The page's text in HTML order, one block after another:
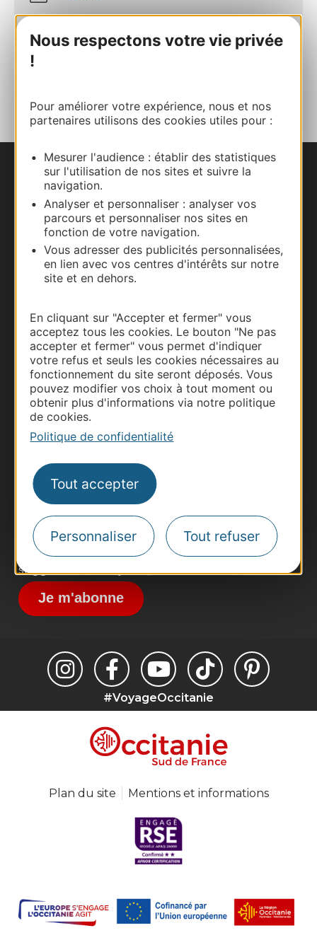
Nous respectons votre vie privée
!
Pour améliorer votre expérience, nous et nos
partenaires utilisons des cookies utiles pour :
Mesurer l'audience : établir des statistiques
sur l'utilisation de nos sites et suivre la
navigation.
Analyser et personnaliser : analyser vos
parcours et personnaliser nos sites en
fonction de votre navigation.
Vous adresser des publicités personnalisées,
en lien avec vos centres d'intérêts sur notre
site et en dehors.
En cliquant sur "Accepter et fermer" vous
acceptez tous les cookies. Le bouton "Ne pas
accepter et fermer" vous permet d'indiquer
votre refus et seuls les cookies nécessaires au
fonctionnement du site seront déposés. Vous
pouvez modifier vos choix à tout moment ou
obtenir plus d'informations via notre politique
de cookies.
Politique de confidentialité
Tout accepter
Personnaliser Tout refuser
Site internet
Nous contacter
Carte interactive
Documentation
Thermalisme
Business/Mice
Site presse et d'influence
Voyagistes
Destination Sport
Inscrivez-vous à la lettre d'information
Destination Occitanie pour recevoir des
suggestions de séjours, de visites et de sorties.
Je m'abonne
#VoyageOccitanie
Plan du site Mentions et informations